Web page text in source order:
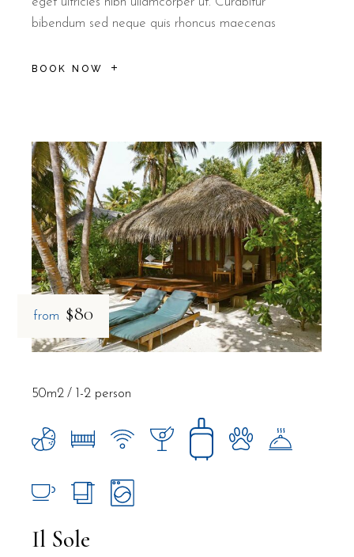
bibendum sed neque quis rhoncus maecenas
BOOK NOW
from $80
Il Sole
50m2 1-2 person